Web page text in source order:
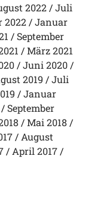
2022
Juli
2022
Januar
September
März 2021
Juni 2020
2019
Juli
Januar
September
Mai 2018
August
April 2017